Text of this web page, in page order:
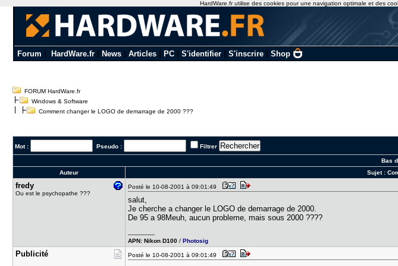
Forum HardWare.fr| News| Articles| PC| S'identifier| S'inscrire| Shop
FORUM HardWare.fr
Windows & Software
Comment changer le LOGO de demarrage de 2000 ???
Mot : Pseudo : Filtrer
Bas
Auteur
Sujet :
fredy
Ou est le psychopathe ???
Posté le 10-08-2001 à 09:01:49
salut,
Je cherche a changer le LOGO de demarrage de 2000.
De 95 a 98Meuh, aucun probleme, mais sous 2000 ????
---------------
APN: Nikon D100 /Photosig
Publicité Posté le 10-08-2001 à 09:01:49
HardWare.fr utilise des cookies pour une navigation optimale et des